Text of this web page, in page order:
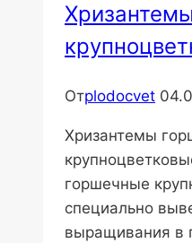
Отplodocvet
Хризантемы
горшечные
специально
выращивания в